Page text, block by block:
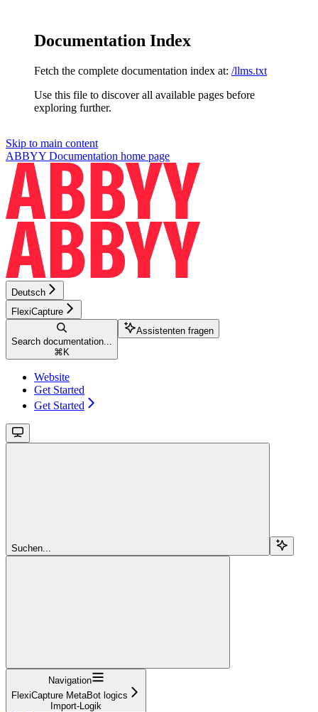
Documentation Index
Fetch the complete documentation index at: /llms.txt
Use this file to discover all available pages before
exploring further.
Skip to main content
ABBYY Documentation home page
Deutsch
FlexiCapture
Search documentation...
⌘ K
Assistenten fragen
Website
Get Started
Get Started
Suchen...
Navigation
FlexiCapture MetaBot logics
Import-Logik